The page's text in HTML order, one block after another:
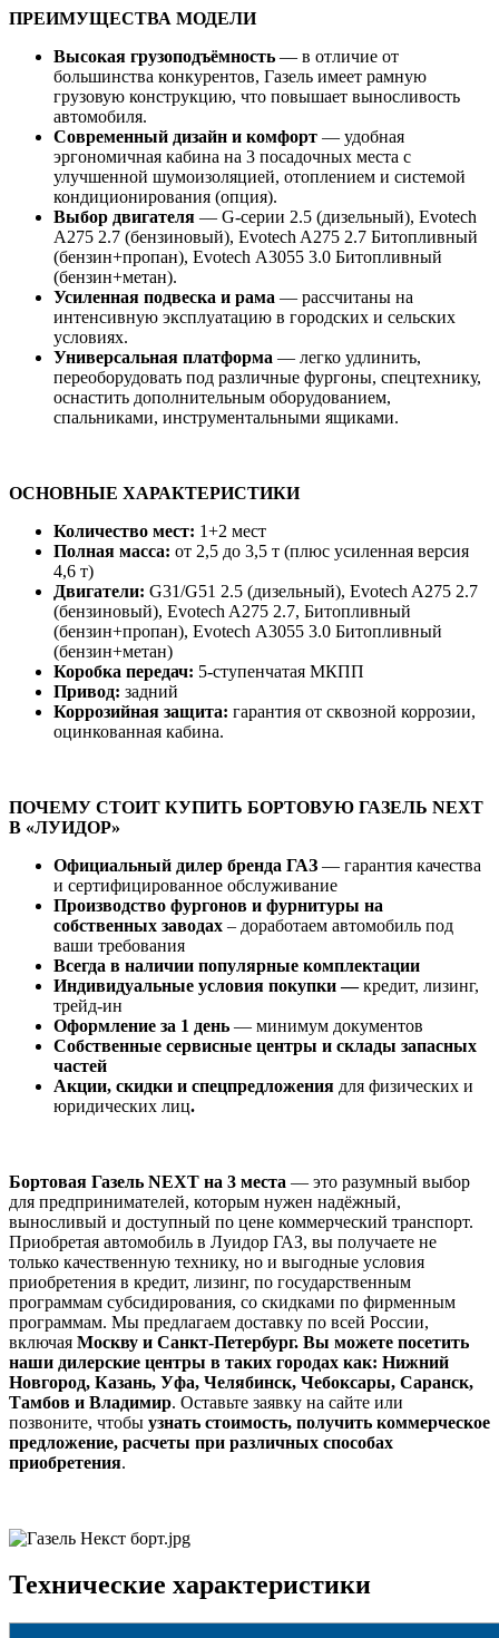
ПРЕИМУЩЕСТВА МОДЕЛИ
Высокая грузоподъёмность — в отличие от
большинства конкурентов, Газель имеет рамную
грузовую конструкцию, что повышает выносливость
автомобиля.
Современный дизайн и комфорт — удобная
эргономичная кабина на 3 посадочных места с
улучшенной шумоизоляцией, отоплением и системой
кондиционирования (опция).
Выбор двигателя — G-серии 2.5 (дизельный), Evotech
A275 2.7 (бензиновый), Evotech A275 2.7 Битопливный
(бензин+пропан), Evotech А3055 3.0 Битопливный
(бензин+метан).
Усиленная подвеска и рама — рассчитаны на
интенсивную эксплуатацию в городских и сельских
условиях.
Универсальная платформа — легко удлинить,
переоборудовать под различные фургоны, спецтехнику,
оснастить дополнительным оборудованием,
спальниками, инструментальными ящиками.
ОСНОВНЫЕ ХАРАКТЕРИСТИКИ
Количество мест: 1+2 мест
Полная масса: от 2,5 до 3,5 т (плюс усиленная версия
4,6 т)
Двигатели: G31/G51 2.5 (дизельный), Evotech A275 2.7
(бензиновый), Evotech A275 2.7, Битопливный
(бензин+пропан), Evotech А3055 3.0 Битопливный
(бензин+метан)
Коробка передач: 5-ступенчатая МКПП
Привод: задний
Коррозийная защита: гарантия от сквозной коррозии,
оцинкованная кабина.
ПОЧЕМУ СТОИТ КУПИТЬ БОРТОВУЮ ГАЗЕЛЬ NEXT
В «ЛУИДОР»
Официальный дилер бренда ГАЗ — гарантия качества
и сертифицированное обслуживание
Производство фургонов и фурнитуры на
собственных заводах – доработаем автомобиль под
ваши требования
Всегда в наличии популярные комплектации
Индивидуальные условия покупки —кредит, лизинг,
трейд-ин
Оформление за 1 день — минимум документов
Собственные сервисные центры и склады запасных
частей
Акции, скидки и спецпредложения для физических и
юридических лиц.
Бортовая Газель NEXT на 3 места — это разумный выбор
для предпринимателей, которым нужен надёжный,
выносливый и доступный по цене коммерческий транспорт.
Приобретая автомобиль в Луидор ГАЗ, вы получаете не
только качественную технику, но и выгодные условия
приобретения в кредит, лизинг, по государственным
программам субсидирования, со скидками по фирменным
программам. Мы предлагаем доставку по всей России,
включая Москву и Санкт-Петербург. Вы можете посетить
наши дилерские центры в таких городах как: Нижний
Новгород, Казань, Уфа, Челябинск, Чебоксары, Саранск,
Тамбов и Владимир. Оставьте заявку на сайте или
позвоните, чтобы узнать стоимость, получить коммерческое
предложение, расчеты при различных способах
приобретения.
Технические характеристики